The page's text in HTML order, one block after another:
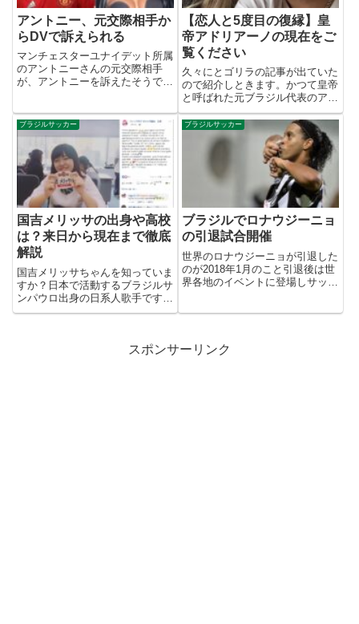
アントニー、元交際相手か
らDVで訴えられる
マンチェスターユナイデット所属
のアントニーさんの元交際相手
が、アントニーを訴えたそうで
（Gabriela Cavallin）という女性
です。この人はDJガビという名
でインフルエンサーとし...
【恋人と5度目の復縁】皇
帝アドリアーノの現在をご
覧ください
久々にとゴリラの記事が出ていた
ので紹介しときます。かつて皇帝
と呼ばれた元ブラジル代表のアド
リアーノ現在40歳となりました
が、祖国ブラジルで元気にやって
いるようです。先週の土曜日にア
ドリアーノは自身のインスタグラ
ムで写真を投稿お隣にいるのは
ブラジルサッカー
国吉メリッサの出身や高校
は？来日から現在まで徹底
解説
国吉メリッサちゃんを知っていま
すか？日本で活動するブラジルサ
ンパウロ出身の日系人歌手です。
私にとってはメリッサクニヨシち
広めたのは私です！（自慢）当時
ブラジルサッカー
ブラジルでロナウジーニョ
の引退試合開催
世界のロナウジーニョが引退した
のが2018年1月のこと引退後は世
界各地のイベントに登場しサッカ
が本日でておりました。そ...
スポンサーリンク